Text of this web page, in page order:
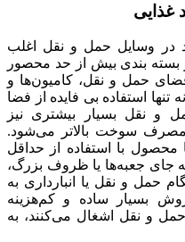
غذایی
در وسایل حمل و نقل اغلب
بندی بیش از حد محصور
حمل و نقل، کامیون‌ها و
استفاده بی فایده از فضا
و نقل بسیار بیشتری نیز
مصرف سوخت بالاتر می‌شود.
با استفاده از حداقل
جای جعبه‌ها یا ظروف بزرگ،
حمل و نقل یا انبارداری به
بسیار ساده و کم‌هزینه
و نقل اشغال می‌کنند، به